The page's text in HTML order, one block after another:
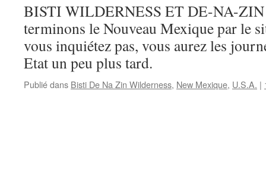
BISTI WILDERNESS ET DE-NA-
terminons le Nouveau Mexique par le
vous inquiétez pas, vous aurez les
Etat un peu plus tard.
Publié dans Bisti De Na Zin Wilderness, New Mexique, U.S.A. |